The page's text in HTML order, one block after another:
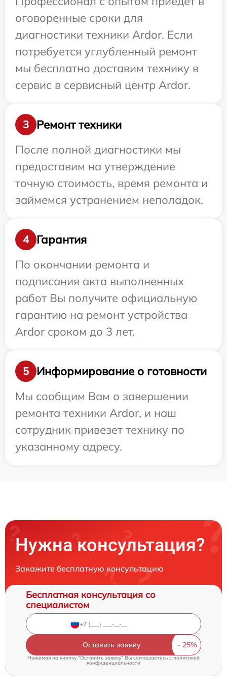
оговоренные сроки для
диагностики техники Ardor. Если
потребуется углубленный ремонт
мы бесплатно доставим технику в
сервис в сервисный центр Ardor.
3
Ремонт техники
После полной диагностики мы
предоставим на утверждение
точную стоимость, время ремонта и
займемся устранением неполадок.
4
Гарантия
По окончании ремонта и
подписания акта выполненных
работ Вы получите официальную
гарантию на ремонт устройства
Ardor сроком до 3 лет.
5
Информирование о готовности
Мы сообщим Вам о завершении
ремонта техники Ardor, и наш
сотрудник привезет технику по
указанному адресу.
Нужна консультация?
Закажите бесплатную консультацию
Бесплатная консультация со
специалистом
Оставить заявку
Нажимая на кнопку "Оставить заявку" Вы соглашаетесь cполитикой
конфиденциальности